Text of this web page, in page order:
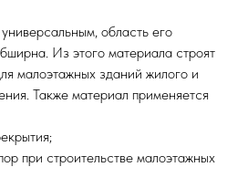
область его
Из этого материала строят
малоэтажных зданий жилого и
Также материал применяется
при строительстве малоэтажных